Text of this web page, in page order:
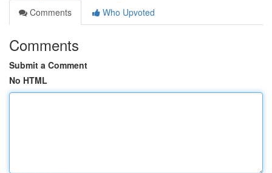
Comments
Who Upvoted
Comments
Submit a Comment
No HTML